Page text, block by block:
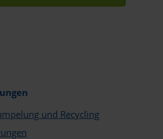
und Recycling